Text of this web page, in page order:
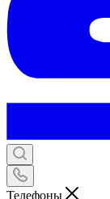
Телефоны